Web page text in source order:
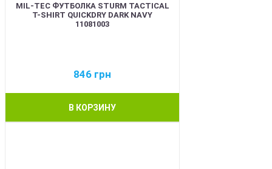
MIL-TEC ФУТБОЛКА STURM TACTICAL
T-SHIRT QUICKDRY DARK NAVY
11081003
846 грн
В КОРЗИНУ